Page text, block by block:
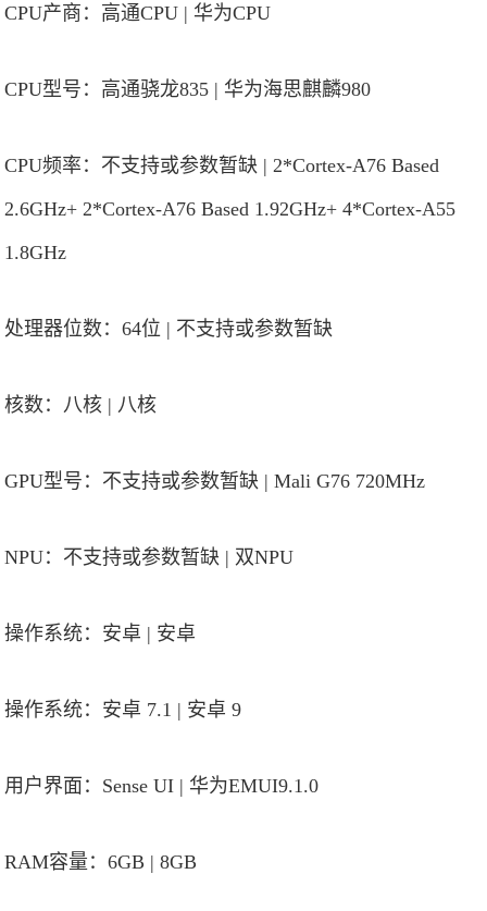
CPU产商：高通CPU | 华为CPU
CPU型号：高通骁龙835 | 华为海思麒麟980
CPU频率：不支持或参数暂缺 | 2*Cortex-A76 Based
2.6GHz+ 2*Cortex-A76 Based 1.92GHz+ 4*Cortex-A55
1.8GHz
处理器位数：64位 | 不支持或参数暂缺
核数：八核 | 八核
GPU型号：不支持或参数暂缺 | Mali G76 720MHz
NPU：不支持或参数暂缺 | 双NPU
操作系统：安卓 | 安卓
操作系统：安卓 7.1 | 安卓 9
用户界面：Sense UI | 华为EMUI9.1.0
RAM容量：6GB | 8GB